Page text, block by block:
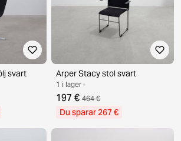
svart Arper Stacy stol svart
1 i lager ·
197 € 464 €
Du sparar 267 €